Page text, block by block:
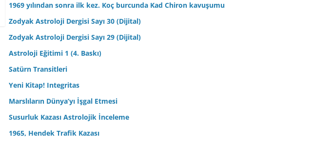
1969 yılından sonra ilk kez. Koç burcunda Kad Chiron kavuşumu
Zodyak Astroloji Dergisi Sayı 30 (Dijital)
Zodyak Astroloji Dergisi Sayı 29 (Dijital)
Astroloji Eğitimi 1 (4. Baskı)
Satürn Transitleri
Yeni Kitap! Integritas
Marslıların Dünya’yı İşgal Etmesi
Susurluk Kazası Astrolojik İnceleme
1965, Hendek Trafik Kazası